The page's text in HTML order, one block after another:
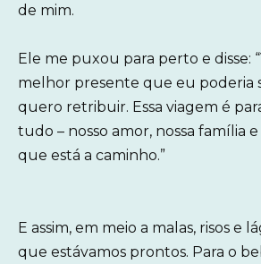
de mim.
Ele me puxou para perto e disse:
melhor presente que eu poderia
quero retribuir. Essa viagem é
tudo – nosso amor, nossa família e
que está a caminho.”
E assim, em meio a malas, risos e
que estávamos prontos. Para o